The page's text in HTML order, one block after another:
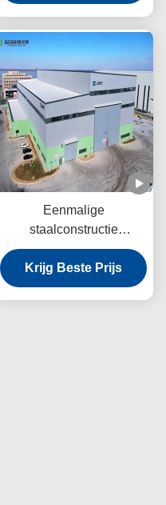
Eenmalige
staalconstructie
Werkplaats Warmgewalst
staal Strenge inspectie
Krijg Beste Prijs